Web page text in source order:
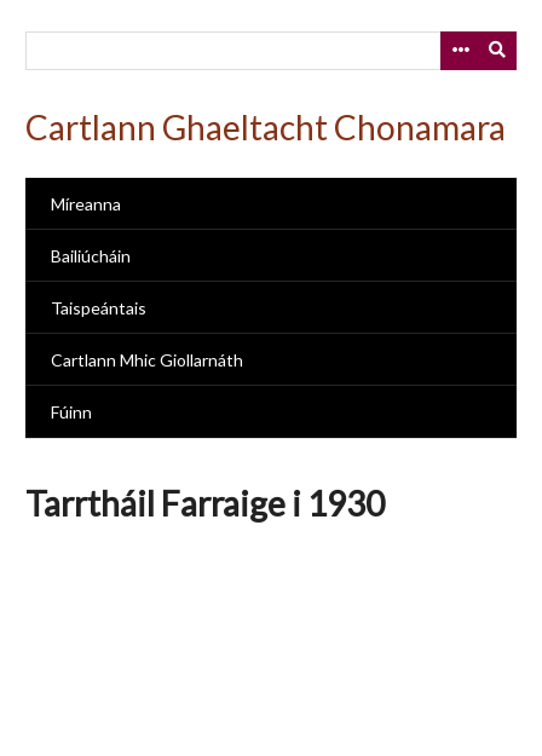
Cartlann Ghaeltacht Chonamara
Míreanna
Bailiúcháin
Taispeántais
Cartlann Mhic Giollarnáth
Fúinn
Tarrtháil Farraige i 1930